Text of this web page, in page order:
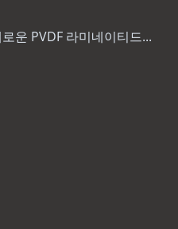
운 PVDF 라미네이티드...